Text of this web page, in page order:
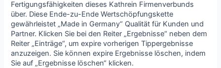
Fertigungsfähigkeiten dieses Kathrein Firmenverbunds
über. Diese Ende-zu-Ende Wertschöpfungskette
gewährleistet „Made in Germany“ Qualität für Kunden und
Partner. Klicken Sie bei den Reiter „Ergebnisse“ neben dem
Reiter „Einträge“, um expire vorherigen Tippergebnisse
anzuzeigen. Sie können expire Ergebnisse löschen, indem
Sie auf „Ergebnisse löschen“ klicken.